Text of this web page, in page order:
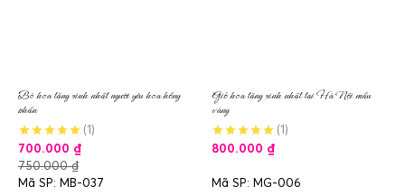
Bó hoa tặng sinh nhật người yêu hoa hồng
phấn
(1)
700.000 ₫
750.000₫
Mã SP: MB-037
Giỏ hoa tặng sinh nhật tại Hà Nội mầu
vàng
(1)
800.000 ₫
Mã SP: MG-006